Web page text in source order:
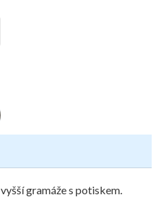
vyšší gramáže s potiskem.